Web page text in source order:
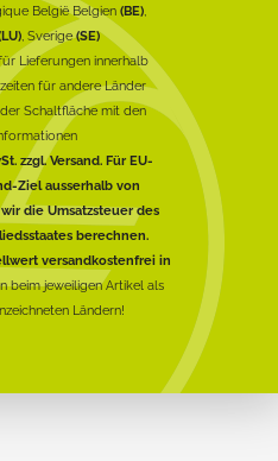
België Belgien (BE),
, Sverige(SE)
Lieferungen innerhalb
für andere Länder
Schaltfläche mit den
zzgl. Versand. Für EU-
Ziel ausserhalb von
die Umsatzsteuer des
berechnen.
versandkostenfrei in
beim jeweiligen Artikel als
Ländern!